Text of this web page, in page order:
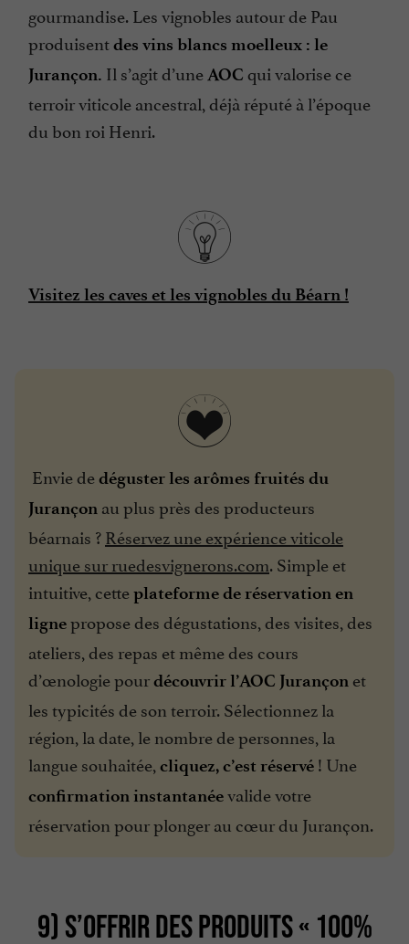
gourmandise. Les vignobles autour de Pau
produisentdes vins blancs moelleux : le
Jurançon. Il s’agit d’uneAOC qui valorise ce
terroir viticole ancestral, déjà réputé à l’époque
du bon roi Henri.
Visitez les caves et les vignobles du Béarn !
Envie dedéguster les arômes fruités du
Jurançon au plus près des producteurs
béarnais ?Réservez une expérience viticole
unique sur ruedesvignerons.com. Simple et
intuitive, cetteplateforme de réservation en
lignepropose des dégustations, des visites, des
ateliers, des repas et même des cours
d’œnologie pourdécouvrir l’AOC Jurançon et
les typicités de son terroir. Sélectionnez la
région, la date, le nombre de personnes, la
langue souhaitée, cliquez, c’est réservé ! Une
confirmation instantanéevalide votre
réservation pour plonger au cœur du Jurançon.
9) S’OFFRIR DES PRODUITS « 100%